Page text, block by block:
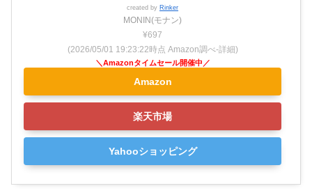
created by Rinker
MONIN(モナン)
¥697
(2026/05/01 19:23:22時点 Amazon調べ-詳細)
Amazon
楽天市場
Yahooショッピング